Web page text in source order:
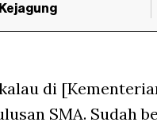
di
SMA. Sudah